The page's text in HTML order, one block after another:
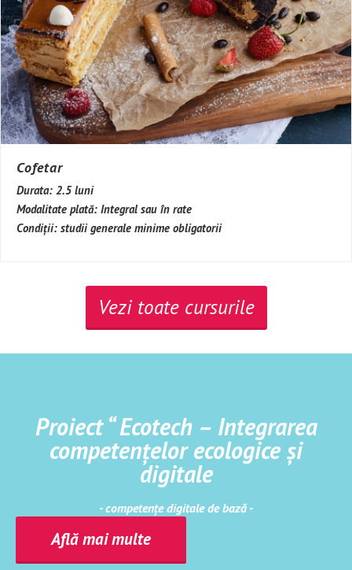
Cofetar
Durata: 2.5 luni
Modalitate plată: Integral sau în rate
Condiții: studii generale minime obligatorii
Vezi toate cursurile
Proiect “ Ecotech – Integrarea
competențelor ecologice și
digitale
- competențe digitale de bază -
Află mai multe